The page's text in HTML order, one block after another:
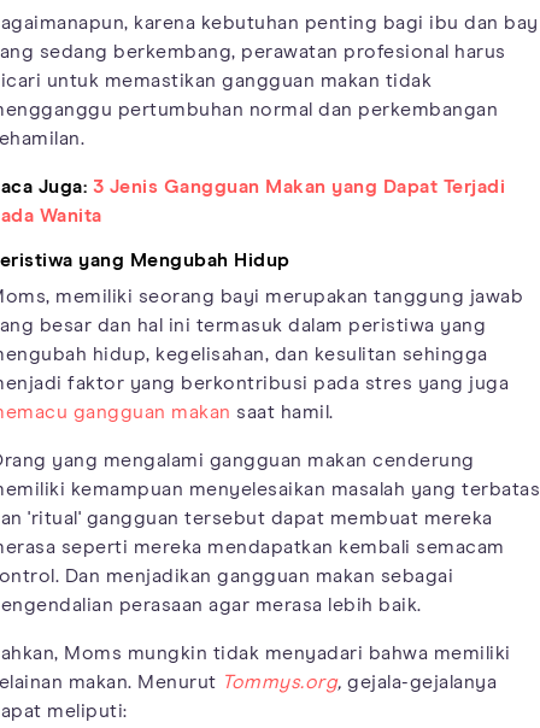
karena kebutuhan penting bagi ibu dan
sedang berkembang, perawatan profesional harus
untuk memastikan gangguan makan tidak
pertumbuhan normal dan perkembangan
Juga: 3 Jenis Gangguan Makan yang Dapat Terjadi
Wanita
yang Mengubah Hidup
memiliki seorang bayi merupakan tanggung jawab
besar dan hal ini termasuk dalam peristiwa yang
hidup, kegelisahan, dan kesulitan sehingga
faktor yang berkontribusi pada stres yang juga
gangguan makan saat hamil.
yang mengalami gangguan makan cenderung
kemampuan menyelesaikan masalah yang
'ritual' gangguan tersebut dapat membuat mereka
seperti mereka mendapatkan kembali semacam
Dan menjadikan gangguan makan sebagai
perasaan agar merasa lebih baik.
Moms mungkin tidak menyadari bahwa memiliki
makan. Menurut Tommys.org, gejala-gejalanya
meliputi: